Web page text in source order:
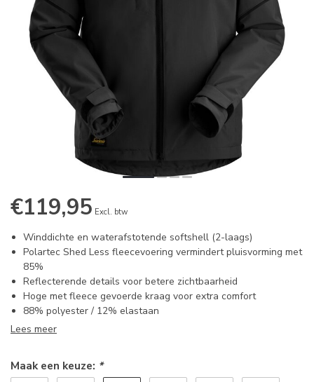
€119,95 Excl. btw
Winddichte en waterafstotende softshell (2-laags)
Polartec Shed Less fleecevoering vermindert pluisvorming met
85%
Reflecterende details voor betere zichtbaarheid
Hoge met fleece gevoerde kraag voor extra comfort
88% polyester / 12% elastaan
Lees meer
Maak een keuze: *